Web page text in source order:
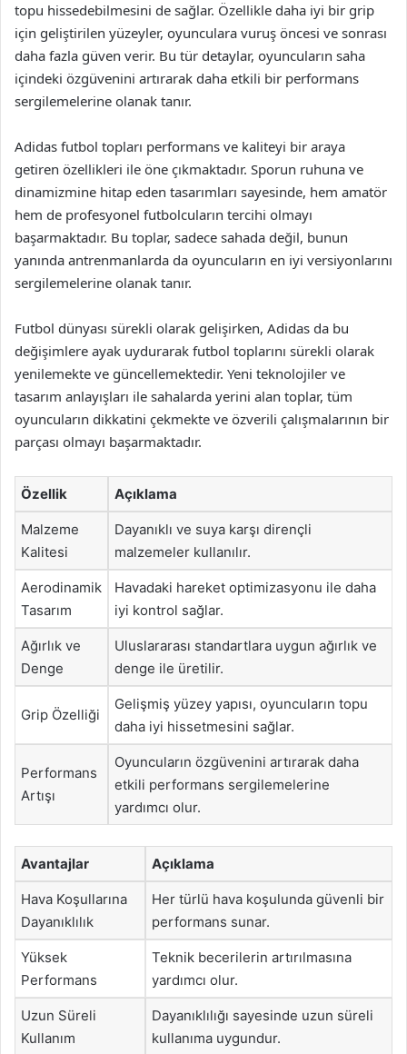
topu hissedebilmesini de sağlar. Özellikle daha iyi bir grip
için geliştirilen yüzeyler, oyunculara vuruş öncesi ve sonrası
daha fazla güven verir. Bu tür detaylar, oyuncuların saha
içindeki özgüvenini artırarak daha etkili bir performans
sergilemelerine olanak tanır.
Adidas futbol topları performans ve kaliteyi bir araya
getiren özellikleri ile öne çıkmaktadır. Sporun ruhuna ve
dinamizmine hitap eden tasarımları sayesinde, hem amatör
hem de profesyonel futbolcuların tercihi olmayı
başarmaktadır. Bu toplar, sadece sahada değil, bunun
yanında antrenmanlarda da oyuncuların en iyi versiyonlarını
sergilemelerine olanak tanır.
Futbol dünyası sürekli olarak gelişirken, Adidas da bu
değişimlere ayak uydurarak futbol toplarını sürekli olarak
yenilemekte ve güncellemektedir. Yeni teknolojiler ve
tasarım anlayışları ile sahalarda yerini alan toplar, tüm
oyuncuların dikkatini çekmekte ve özverili çalışmalarının bir
parçası olmayı başarmaktadır.
Özellik Açıklama
Malzeme
Kalitesi
Dayanıklı ve suya karşı dirençli
malzemeler kullanılır.
Aerodinamik
Tasarım
Havadaki hareket optimizasyonu ile daha
iyi kontrol sağlar.
Ağırlık ve
Denge
Uluslararası standartlara uygun ağırlık ve
denge ile üretilir.
Grip Özelliği
Gelişmiş yüzey yapısı, oyuncuların topu
daha iyi hissetmesini sağlar.
Performans
Artışı
Oyuncuların özgüvenini artırarak daha
etkili performans sergilemelerine
yardımcı olur.
Avantajlar Açıklama
Hava Koşullarına
Dayanıklılık
Her türlü hava koşulunda güvenli bir
performans sunar.
Yüksek
Performans
Teknik becerilerin artırılmasına
yardımcı olur.
Uzun Süreli
Kullanım
Dayanıklılığı sayesinde uzun süreli
kullanıma uygundur.